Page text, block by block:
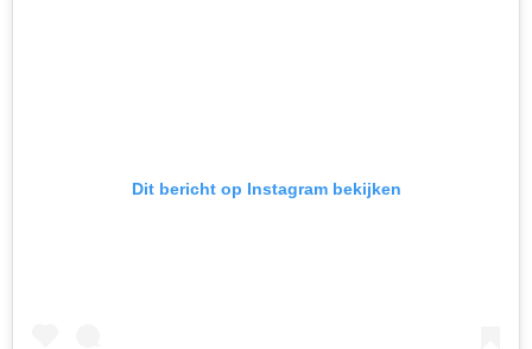
Dit bericht op Instagram bekijken